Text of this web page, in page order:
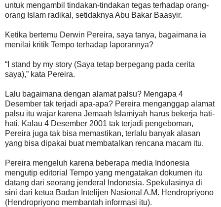
untuk mengambil tindakan-tindakan tegas terhadap orang-
orang Islam radikal, setidaknya Abu Bakar Baasyir.
Ketika bertemu Derwin Pereira, saya tanya, bagaimana ia
menilai kritik Tempo terhadap laporannya?
“I stand by my story (Saya tetap berpegang pada cerita
saya),” kata Pereira.
Lalu bagaimana dengan alamat palsu? Mengapa 4
Desember tak terjadi apa-apa? Pereira menganggap alamat
palsu itu wajar karena Jemaah Islamiyah harus bekerja hati-
hati. Kalau 4 Desember 2001 tak terjadi pengeboman,
Pereira juga tak bisa memastikan, terlalu banyak alasan
yang bisa dipakai buat membatalkan rencana macam itu.
Pereira mengeluh karena beberapa media Indonesia
mengutip editorial Tempo yang mengatakan dokumen itu
datang dari seorang jenderal Indonesia. Spekulasinya di
sini dari ketua Badan Intelijen Nasional A.M. Hendropriyono
(Hendropriyono membantah informasi itu).